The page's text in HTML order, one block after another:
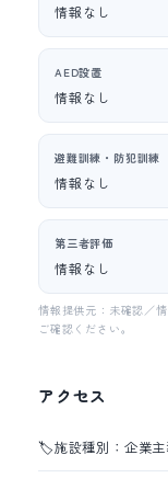
情報なし
AED設置
情報なし
避難訓練・防犯訓練
情報なし
第三者評価
情報なし
情報提供元：未確認／
ご確認ください。
アクセス
🏷️施設種別：企業